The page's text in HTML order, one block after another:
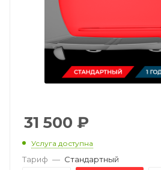
31 500 ₽
Услуга доступна
Тариф — Стандартный